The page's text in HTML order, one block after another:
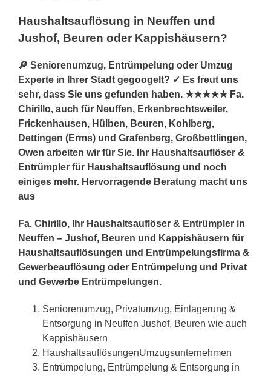
Haushaltsauflösung in Neuffen und
Jushof, Beuren oder Kappishäusern?
🔎 Seniorenumzug, Entrümpelung oder Umzug
Experte in Ihrer Stadt gegoogelt? ✓ Es freut uns
sehr, dass Sie uns gefunden haben. ★★★★★ Fa.
Chirillo, auch für Neuffen, Erkenbrechtsweiler,
Frickenhausen, Hülben, Beuren, Kohlberg,
Dettingen (Erms) und Grafenberg, Großbettlingen,
Owen arbeiten wir für Sie. Ihr Haushaltsauflöser &
Entrümpler für Haushaltsauflösung und noch
einiges mehr. Hervorragende Beratung macht uns
aus
Fa. Chirillo, Ihr Haushaltsauflöser & Entrümpler in
Neuffen – Jushof, Beuren und Kappishäusern für
Haushaltsauflösungen und Entrümpelungsfirma &
Gewerbeauflösung oder Entrümpelung und Privat
und Gewerbe Entrümpelungen.
Seniorenumzug, Privatumzug, Einlagerung &
Entsorgung in Neuffen Jushof, Beuren wie auch
Kappishäusern
HaushaltsauflösungenUmzugsunternehmen
Entrümpelung, Entrümpelung & Entsorgung in